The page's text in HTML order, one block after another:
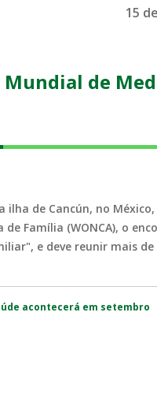
15
Mundial de
ilha de Cancún, no
Família (WONCA), o
e deve reunir mais
acontecerá em setembro